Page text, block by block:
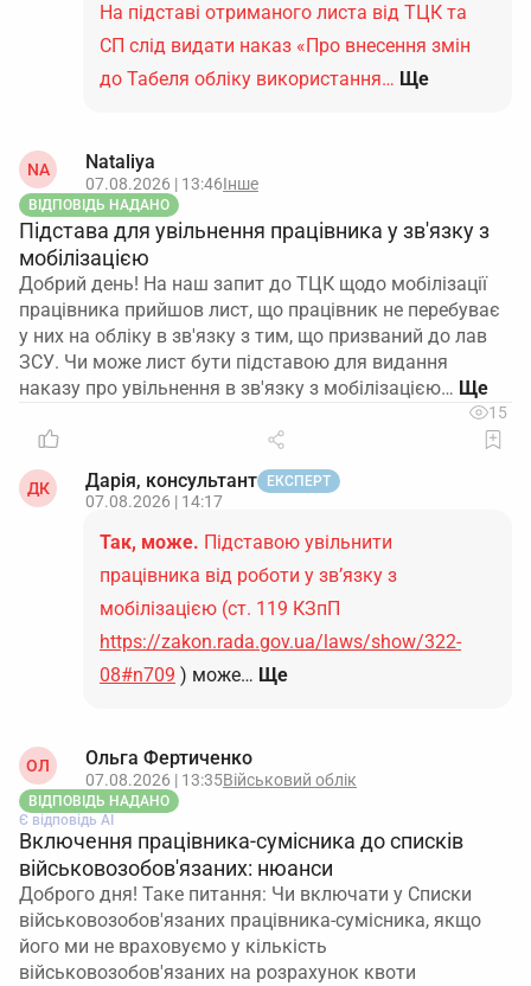
На підставі отриманого листа від ТЦК та
СП слід видати наказ «Про внесення змін
до Табеля обліку використання… Ще
NA Nataliya
07.08.2026 | 13:46Інше
ВІДПОВІДЬ НАДАНО
Підстава для увільнення працівника у зв'язку з
мобілізацією
Добрий день! На наш запит до ТЦК щодо мобілізації
працівника прийшов лист, що працівник не перебуває
у них на обліку в зв'язку з тим, що призваний до лав
ЗСУ. Чи може лист бути підставою для видання
наказу про увільнення в зв'язку з мобілізацією…
15
ДК Дарія, консультант ЕКСПЕРТ
07.08.2026 | 14:17
Так, може. Підставою увільнити
працівника від роботи у зв’язку з
мобілізацією (ст. 119 КЗпП
https://zakon.rada.gov.ua/laws/show/322-
08#n709 ) може… Ще
ОЛ Ольга Фертиченко
07.08.2026 | 13:35Військовий облік
ВІДПОВІДЬ НАДАНО
Є відповідь АІ
Включення працівника-сумісника до списків
військовозобов'язаних: нюанси
Доброго дня! Таке питання: Чи включати у Списки
військовозобов'язаних працівника-сумісника, якщо
його ми не враховуємо у кількість
військовозобов'язаних на розрахунок квоти